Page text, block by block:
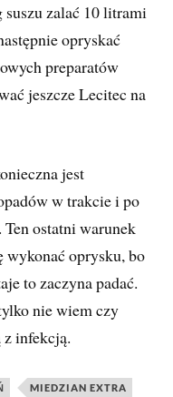
zalać 10 litrami
opryskać
preparatów
jeszcze Lecitec na
jest
w trakcie i po
ostatni warunek
wykonać oprysku, bo
to zaczyna padać.
nie wiem czy
infekcją.
MIEDZIAN EXTRA